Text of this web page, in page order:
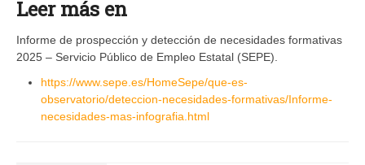
Leer más en
Informe de prospección y detección de necesidades formativas
2025 – Servicio Público de Empleo Estatal (SEPE).
https://www.sepe.es/HomeSepe/que-es-
observatorio/deteccion-necesidades-formativas/Informe-
necesidades-mas-infografia.html